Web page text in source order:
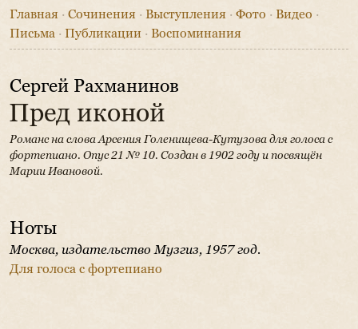
Главная · Сочинения · Выступления · Фото · Видео ·
Письма · Публикации · Воспоминания
Сергей Рахманинов
Пред иконой
Романс на слова Арсения Голенищева-Кутузова для голоса с
фортепиано. Опус 21 № 10. Создан в 1902 году и посвящён
Марии Ивановой.
Ноты
Москва, издательство Музгиз, 1957 год.
Для голоса с фортепиано